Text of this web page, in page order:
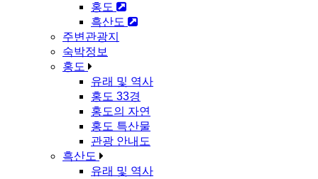
홍도
흑산도
주변관광지
숙박정보
홍도
유래 및 역사
홍도 33경
홍도의 자연
홍도 특산물
관광 안내도
흑산도
유래 및 역사